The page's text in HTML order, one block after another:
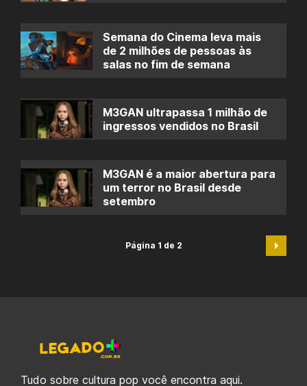
Semana do Cinema leva mais
de 2 milhões de pessoas às
salas no fim de semana
M3GAN ultrapassa 1 milhão de
ingressos vendidos no Brasil
M3GAN é a maior abertura para
um terror no Brasil desde
setembro
Página 1 de 2
Tudo sobre cultura pop você encontra aqui.